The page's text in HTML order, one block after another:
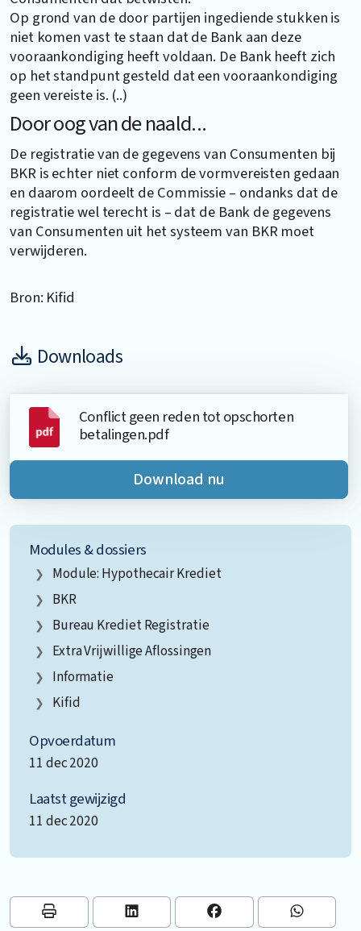
Op grond van de door partijen ingediende stukken is
niet komen vast te staan dat de Bank aan deze
vooraankondiging heeft voldaan. De Bank heeft zich
op het standpunt gesteld dat een vooraankondiging
geen vereiste is. (..)
Door oog van de naald...
De registratie van de gegevens van Consumenten bij
BKR is echter niet conform de vormvereisten gedaan
en daarom oordeelt de Commissie – ondanks dat de
registratie wel terecht is – dat de Bank de gegevens
van Consumenten uit het systeem van BKR moet
verwijderen.
Bron: Kifid
Downloads
Conflict geen reden tot opschorten
betalingen.pdf
Download nu
Modules & dossiers
Module: Hypothecair Krediet
BKR
Bureau Krediet Registratie
Extra Vrijwillige Aflossingen
Informatie
Kifid
Opvoerdatum
11 dec 2020
Laatst gewijzigd
11 dec 2020